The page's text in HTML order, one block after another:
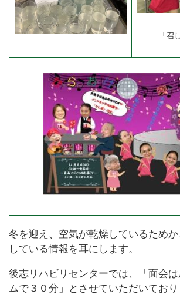
「召
冬を迎え、空気が乾燥しているため
している情報を耳にします。
後志リハビリセンターでは、「面会
ムで３０分」とさせていただいており